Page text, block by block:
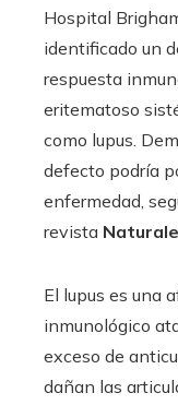
Hospital
identificado un
respuesta
eritematoso
como lupus.
defecto podría
enfermedad,
revista
El lupus es una
inmunológico
exceso de
dañan las